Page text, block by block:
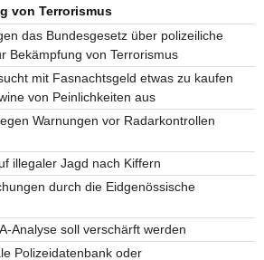
von Terrorismus
das Bundesgesetz über polizeiliche
Bekämpfung von Terrorismus
mit Fasnachtsgeld etwas zu kaufen
von Peinlichkeiten aus
Warnungen vor Radarkontrollen
illegaler Jagd nach Kiffern
durch die Eidgenössische
Analyse soll verschärft werden
Polizeidatenbank oder